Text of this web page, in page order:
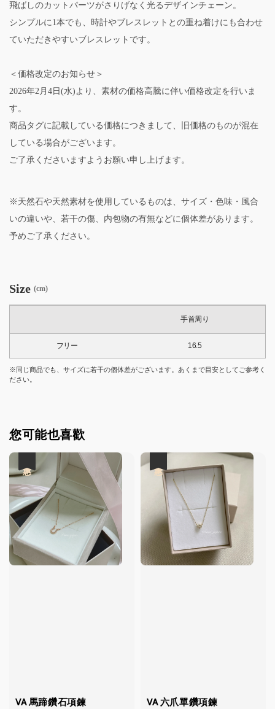
飛ばしのカットパーツがさりげなく光るデザインチェーン。
シンプルに1本でも、時計やブレスレットとの重ね着けにも合わせ
ていただきやすいブレスレットです。
＜価格改定のお知らせ＞
2026年2月4日(水)より、素材の価格高騰に伴い価格改定を行いま
す。
商品タグに記載している価格につきまして、旧価格のものが混在
している場合がございます。
ご了承くださいますようお願い申し上げます。
※天然石や天然素材を使用しているものは、サイズ・色味・風合
いの違いや、若干の傷、内包物の有無などに個体差があります。
予めご了承ください。
Size (cm)
手首周り
フリー 16.5
※同じ商品でも、サイズに若干の個体差がございます。あくまで目安としてご参考く
ださい。
您可能也喜歡
VA 馬蹄鑽石項鍊
VA 六爪單鑽項鍊